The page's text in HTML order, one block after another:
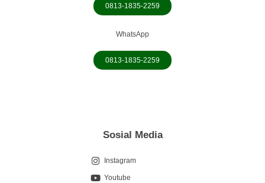
0813-1835-2259
WhatsApp
0813-1835-2259
Sosial Media
Instagram
Youtube